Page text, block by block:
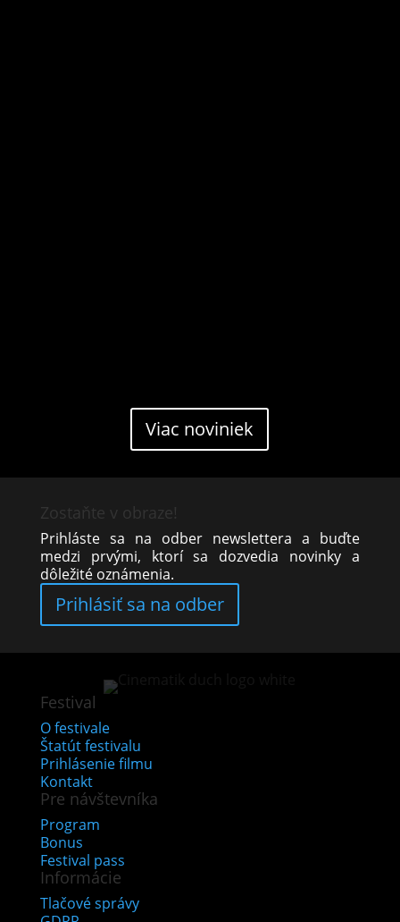
Viac noviniek
Zostaňte v obraze!
Prihláste sa na odber newslettera a buďte
medzi prvými, ktorí sa dozvedia novinky a
dôležité oznámenia.
Prihlásiť sa na odber
Festival
O festivale
Štatút festivalu
Prihlásenie filmu
Kontakt
Pre návštevníka
Program
Bonus
Festival pass
Informácie
Tlačové správy